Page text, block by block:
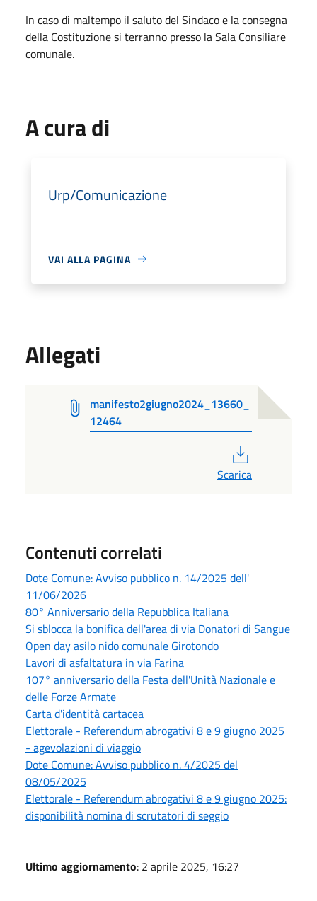
In caso di maltempo il saluto del Sindaco e la consegna
della Costituzione si terranno presso la Sala Consiliare
comunale.
A cura di
Urp/Comunicazione
VAI ALLA PAGINA
Allegati
manifesto2giugno2024_13660_
12464
Scarica
Contenuti correlati
Dote Comune: Avviso pubblico n. 14/2025 dell'
11/06/2026
80° Anniversario della Repubblica Italiana
Si sblocca la bonifica dell'area di via Donatori di Sangue
Open day asilo nido comunale Girotondo
Lavori di asfaltatura in via Farina
107° anniversario della Festa dell'Unità Nazionale e
delle Forze Armate
Carta d'identità cartacea
Elettorale - Referendum abrogativi 8 e 9 giugno 2025
- agevolazioni di viaggio
Dote Comune: Avviso pubblico n. 4/2025 del
08/05/2025
Elettorale - Referendum abrogativi 8 e 9 giugno 2025:
disponibilità nomina di scrutatori di seggio
Ultimo aggiornamento: 2 aprile 2025, 16:27